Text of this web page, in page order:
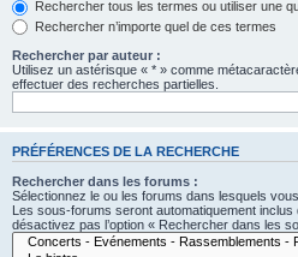
Rechercher tous les termes ou utiliser une
Rechercher n’importe quel de ces termes
Rechercher par auteur :
Utilisez un astérisque « * » comme
effectuer des recherches partielles.
PRÉFÉRENCES DE LA RECHERCHE
Rechercher dans les forums :
Sélectionnez le ou les forums dans lesquels
Les sous-forums seront automatiquement
désactivez pas l’option « Rechercher dans les